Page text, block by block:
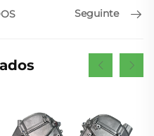
Seguinte